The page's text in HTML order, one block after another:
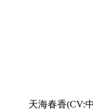
天海春香(CV: